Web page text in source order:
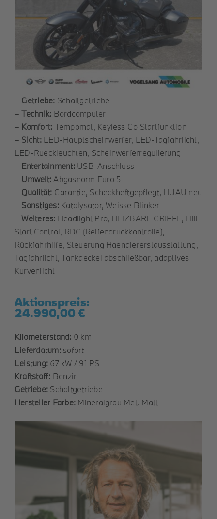
– Getriebe: Schaltgetriebe
–Technik: Bordcomputer
– Komfort: Tempomat, Keyless Go Startfunktion
– Sicht:LED-Hauptscheinwerfer, LED-Tagfahrlicht,
LED-Rueckleuchten, Scheinwerferregulierung
– Entertainment:USB-Anschluss
– Umwelt: Abgasnorm Euro 5
– Qualität: Garantie, Scheckheftgepflegt, HUAU neu
– Sonstiges:Katalysator, Weisse Blinker
–Weiteres: Headlight Pro, HEIZBARE GRIFFE, Hill
Start Control, RDC (Reifendruckkontrolle),
Rückfahrhilfe, Steuerung Haendlererstausstattung,
Tagfahrlicht, Tankdeckel abschließbar, adaptives
Kurvenlicht
Aktionspreis:
24.990,00 €
Kilometerstand: 0 km
Lieferdatum:sofort
Leistung: 67 kW / 91 PS
Kraftstoff: Benzin
Getriebe: Schaltgetriebe
Hersteller Farbe: Mineralgrau Met. Matt